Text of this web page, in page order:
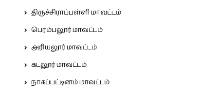
திருச்சிராப்பள்ளி மாவட்டம்
பெரம்பலூர் மாவட்டம்
அரியலூர் மாவட்டம்
கடலூர் மாவட்டம்
நாகப்பட்டினம் மாவட்டம்